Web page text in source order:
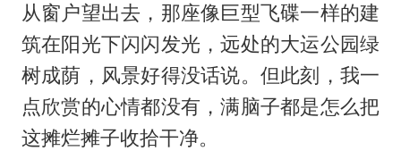
从窗户望出去，那座像巨型飞碟一样的建
筑在阳光下闪闪发光，远处的大运公园绿
树成荫，风景好得没话说。但此刻，我一
点欣赏的心情都没有，满脑子都是怎么把
这摊烂摊子收拾干净。